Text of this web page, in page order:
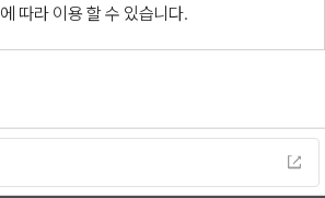
에 따라 이용 할 수 있습니다.